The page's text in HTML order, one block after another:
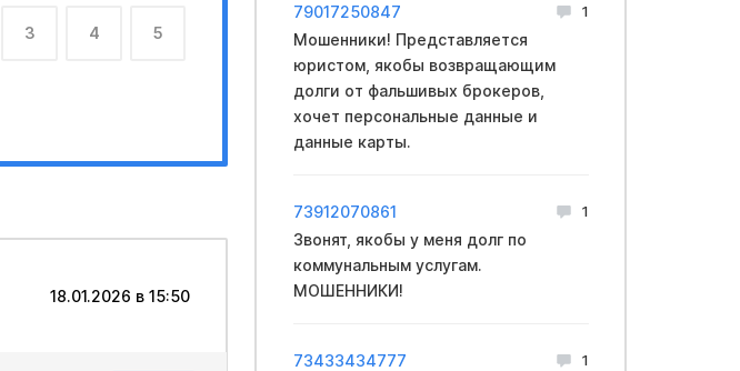
3 4 5
18.01.2026 в 15:50
79017250847 1
Мошенники! Представляется
юристом, якобы возвращающим
долги от фальшивых брокеров,
хочет персональные данные и
данные карты.
73912070861 1
Звонят, якобы у меня долг по
коммунальным услугам.
МОШЕННИКИ!
73433434777 1